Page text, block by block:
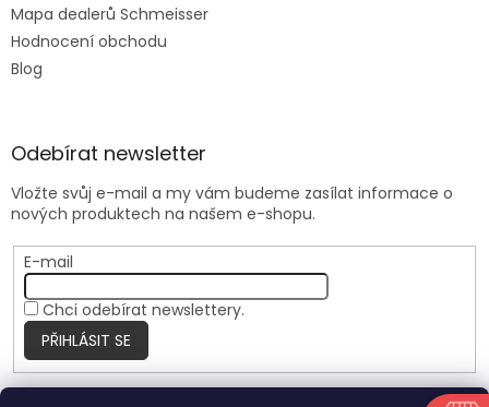
Mapa dealerů Schmeisser
Hodnocení obchodu
Blog
Odebírat newsletter
Vložte svůj e-mail a my vám budeme zasílat informace o
nových produktech na našem e-shopu.
E-mail
Chci odebírat newslettery.
PŘIHLÁSIT SE